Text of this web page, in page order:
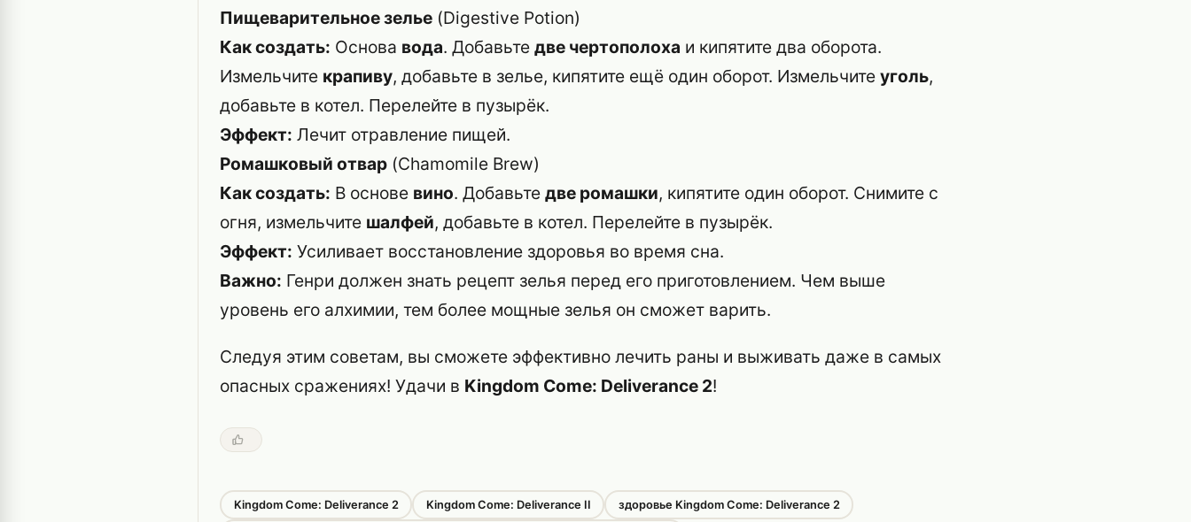
Пищеварительное зелье (Digestive Potion)
Как создать: Основа вода. Добавьте две чертополоха и кипятите два оборота.
Измельчите крапиву, добавьте в зелье, кипятите ещё один оборот. Измельчите уголь,
добавьте в котел. Перелейте в пузырёк.
Эффект: Лечит отравление пищей.
Ромашковый отвар (Chamomile Brew)
Как создать: В основе вино. Добавьте две ромашки, кипятите один оборот. Снимите с
огня, измельчите шалфей, добавьте в котел. Перелейте в пузырёк.
Эффект: Усиливает восстановление здоровья во время сна.
Важно: Генри должен знать рецепт зелья перед его приготовлением. Чем выше
уровень его алхимии, тем более мощные зелья он сможет варить.
Следуя этим советам, вы сможете эффективно лечить раны и выживать даже в самых
опасных сражениях! Удачи в Kingdom Come: Deliverance 2!
Kingdom Come: Deliverance 2 Kingdom Come: Deliverance II здоровье Kingdom Come: Deliverance 2